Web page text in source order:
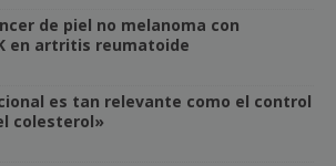
de piel no melanoma con
en artritis reumatoide
es tan relevante como el control
colesterol»